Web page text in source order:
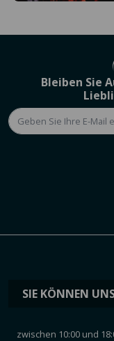
Bleiben Sie
SIE KÖNNEN
zwischen 10:00 und